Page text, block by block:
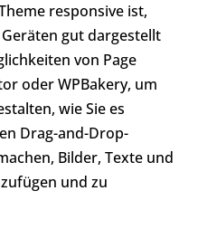
responsive ist,
gut dargestellt
von Page
oder WPBakery, um
wie Sie es
Drag-and-Drop-
Bilder, Texte und
und zu